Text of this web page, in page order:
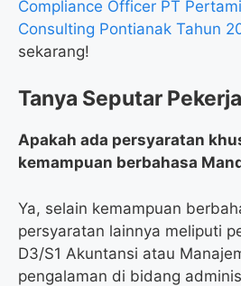
Compliance Officer PT
Consulting Pontianak Tahun
sekarang!
Tanya Seputar
Apakah ada persyaratan
kemampuan berbahasa
Ya, selain kemampuan
persyaratan lainnya meliputi
D3/S1 Akuntansi atau
pengalaman di bidang